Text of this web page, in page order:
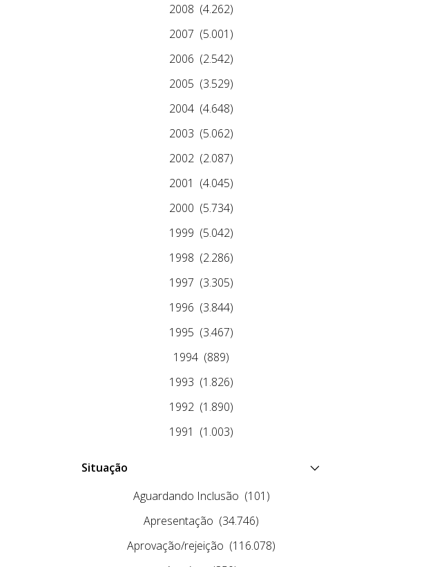
2008 (4.262)
2007 (5.001)
2006 (2.542)
2005 (3.529)
2004 (4.648)
2003 (5.062)
2002 (2.087)
2001 (4.045)
2000 (5.734)
1999 (5.042)
1998 (2.286)
1997 (3.305)
1996 (3.844)
1995 (3.467)
1994 (889)
1993 (1.826)
1992 (1.890)
1991 (1.003)
Situação
Aguardando Inclusão (101)
Apresentação (34.746)
Aprovação/rejeição (116.078)